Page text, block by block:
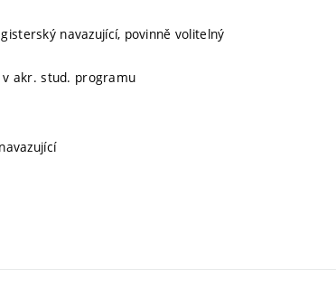
navazující, povinně volitelný
v akr. stud. programu